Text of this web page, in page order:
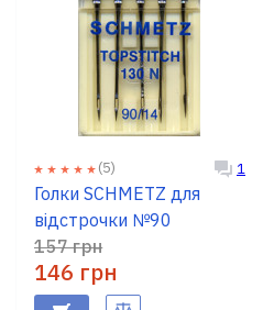
(5) 1
Голки SCHMETZ для
відстрочки №90
157 грн
146 грн